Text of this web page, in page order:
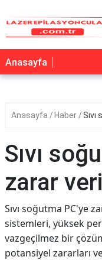
Anasayfa
Anasayfa Haber
Sıvı
zarar
Sıvı soğutma PC'ye
sistemleri, yüksek
vazgeçilmez bir
potansiyel zararları